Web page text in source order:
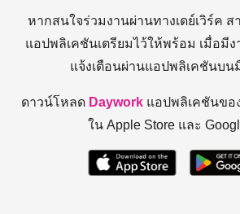
หากสนใจร่วมงานผ่านทางเดย์เวิร์ค
แอปพลิเคชันเตรียมไว้ให้พร้อม เมื่อมี
แจ้งเตือนผ่านแอปพลิเคชันบ
ดาวน์โหลด Daywork แอปพลิเคชันขอ
ใน Apple Store และ